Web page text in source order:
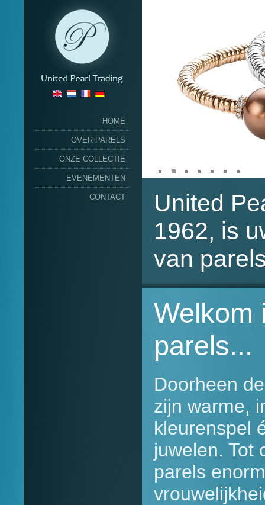
HOME
OVER PARELS
ONZE COLLECTIE
EVENEMENTEN
CONTACT
United
1962, is
van
Welkom
parels...
Doorheen
zijn warme,
kleurenspel
juwelen. Tot
parels